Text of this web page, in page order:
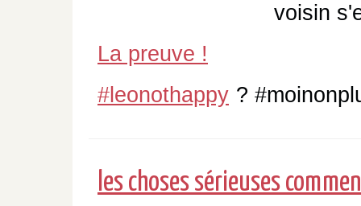
voisin
La preuve !
#leonothappy ?
les choses sérieuses